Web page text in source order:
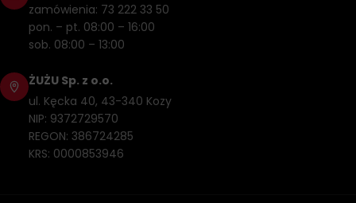
zamówienia: 73 222 33 50
pon. – pt. 08:00 – 16:00
sob. 08:00 – 13:00
ŻUŻU Sp. z o.o.
ul. Kęcka 40, 43-340 Kozy
NIP: 9372729570
REGON: 386724285
KRS: 0000853946